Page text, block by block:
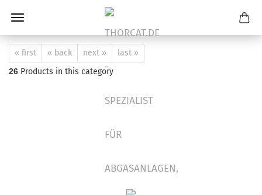
« first « back next » last »
26 Products in this category